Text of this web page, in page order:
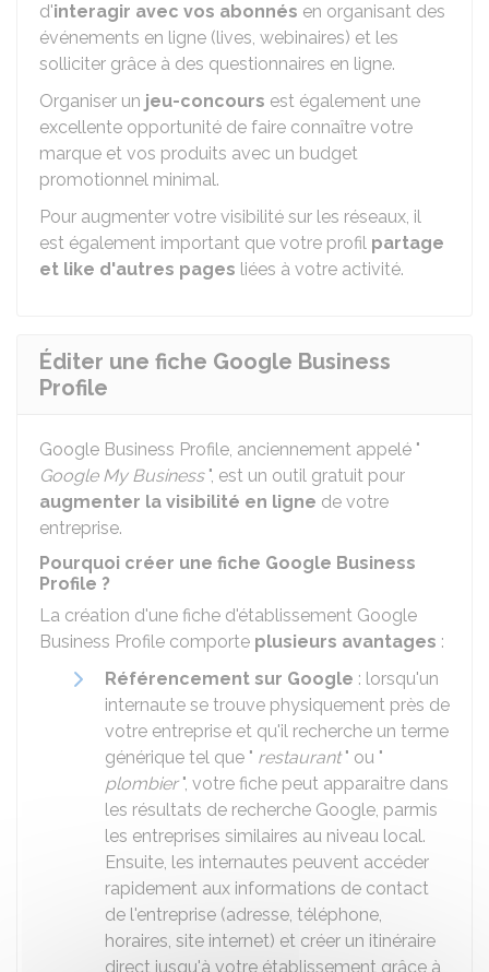
d'interagir avec vos abonnés en organisant des
événements en ligne (lives, webinaires) et les
solliciter grâce à des questionnaires en ligne.
Organiser un jeu-concours est également une
excellente opportunité de faire connaître votre
marque et vos produits avec un budget
promotionnel minimal.
Pour augmenter votre visibilité sur les réseaux, il
est également important que votre profil partage
et like d'autres pages liées à votre activité.
Éditer une fiche Google Business
Profile
Google Business Profile, anciennement appelé "
Google My Business", est un outil gratuit pour
augmenter la visibilité en ligne de votre
entreprise.
Pourquoi créer une fiche Google Business
Profile ?
La création d'une fiche d'établissement Google
Business Profile comporte plusieurs avantages :
Référencement sur Google : lorsqu'un
internaute se trouve physiquement près de
votre entreprise et qu'il recherche un terme
générique tel que " restaurant" ou "
plombier", votre fiche peut apparaitre dans
les résultats de recherche Google, parmis
les entreprises similaires au niveau local.
Ensuite, les internautes peuvent accéder
rapidement aux informations de contact
de l'entreprise (adresse, téléphone,
horaires, site internet) et créer un itinéraire
direct jusqu'à votre établissement grâce à